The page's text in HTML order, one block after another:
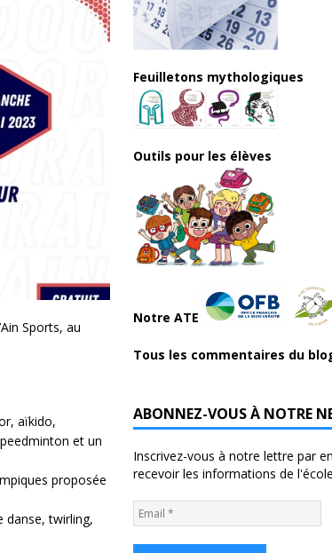
Sports, au
aïkido,
et un
proposée
danse, twirling,
Feuilletons mythologiques
Outils pour les élèves
Notre ATE
Tous les commentaires du
ABONNEZ-VOUS À NOTRE
Inscrivez-vous à notre lettre par
recevoir les informations de